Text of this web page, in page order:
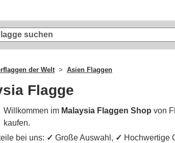
der Welt Asien Flaggen
Flagge
Willkommen im Malaysia Flaggen Shop von
kaufen.
bei uns: ✓ Große Auswahl, ✓ Hochwertige